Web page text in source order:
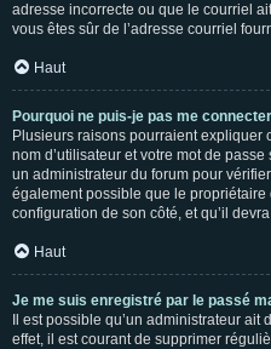
adresse incorrecte ou que le courriel
vous êtes sûr de l’adresse courriel
Haut
Pourquoi ne puis-je pas me
Plusieurs raisons pourraient expliquer
nom d’utilisateur et votre mot de
un administrateur du forum pour
également possible que le propriétaire
configuration de son côté, et qu’il
Haut
Je me suis enregistré par le passé
Il est possible qu’un administrateur
effet, il est courant de supprimer